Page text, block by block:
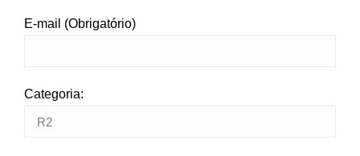
E-mail (Obrigatório)
Categoria: